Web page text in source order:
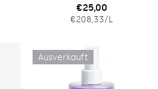
Regulärer
Preis
€25,00
EINZELPREIS
€208,33/PRO
L
Ausverkauft